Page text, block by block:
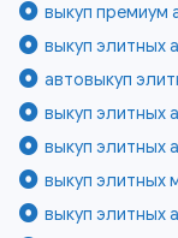
выкуп премиум
выкуп элитных
автовыкуп
выкуп элитных
выкуп элитных
выкуп элитных
выкуп элитных